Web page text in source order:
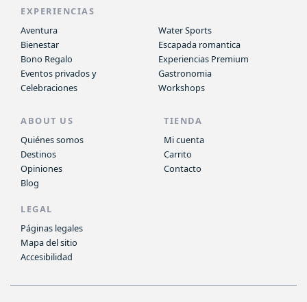
EXPERIENCIAS
Aventura
Bienestar
Bono Regalo
Eventos privados y
Celebraciones
Water Sports
Escapada romantica
Experiencias Premium
Gastronomia
Workshops
ABOUT US
Quiénes somos
Destinos
Opiniones
Blog
TIENDA
Mi cuenta
Carrito
Contacto
LEGAL
Páginas legales
Mapa del sitio
Accesibilidad